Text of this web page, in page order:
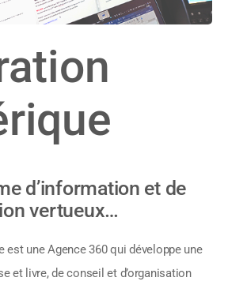
d’information et de
vertueux…
est une Agence 360 qui développe une
et livre, de conseil et d’organisation